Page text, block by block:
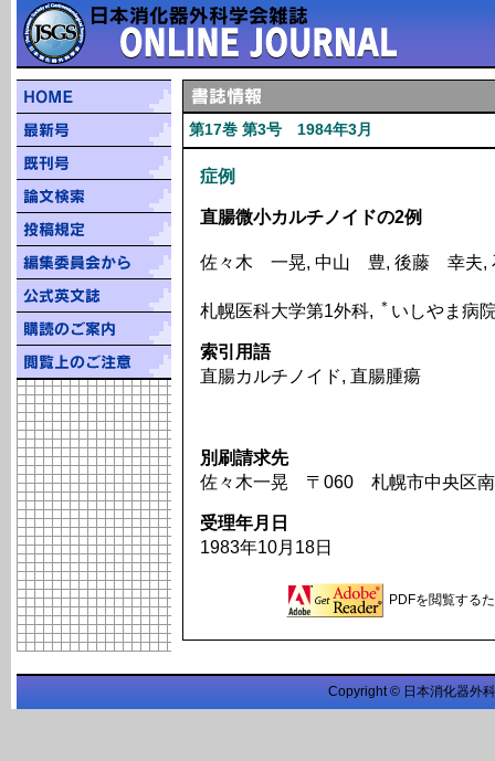
第17巻 第3号 1984年3月
症例
直腸微小カルチノイドの2例
佐々木 一晃, 中山 豊, 後藤 幸夫,
札幌医科大学第1外科, ＊ いしやま病
索引用語
直腸カルチノイド, 直腸腫瘍
別刷請求先
佐々木一晃 〒060 札幌市中央区
受理年月日
1983年10月18日
PDFを閲覧する
Copyright © 日本消化器外